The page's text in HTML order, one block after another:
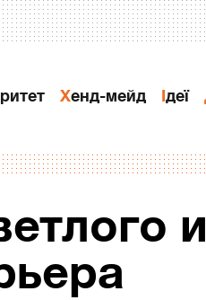
Хенд-мейд Ідеї
и